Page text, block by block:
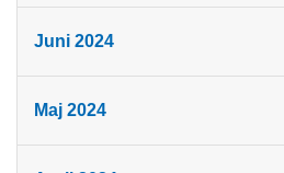
Juni 2024
Maj 2024